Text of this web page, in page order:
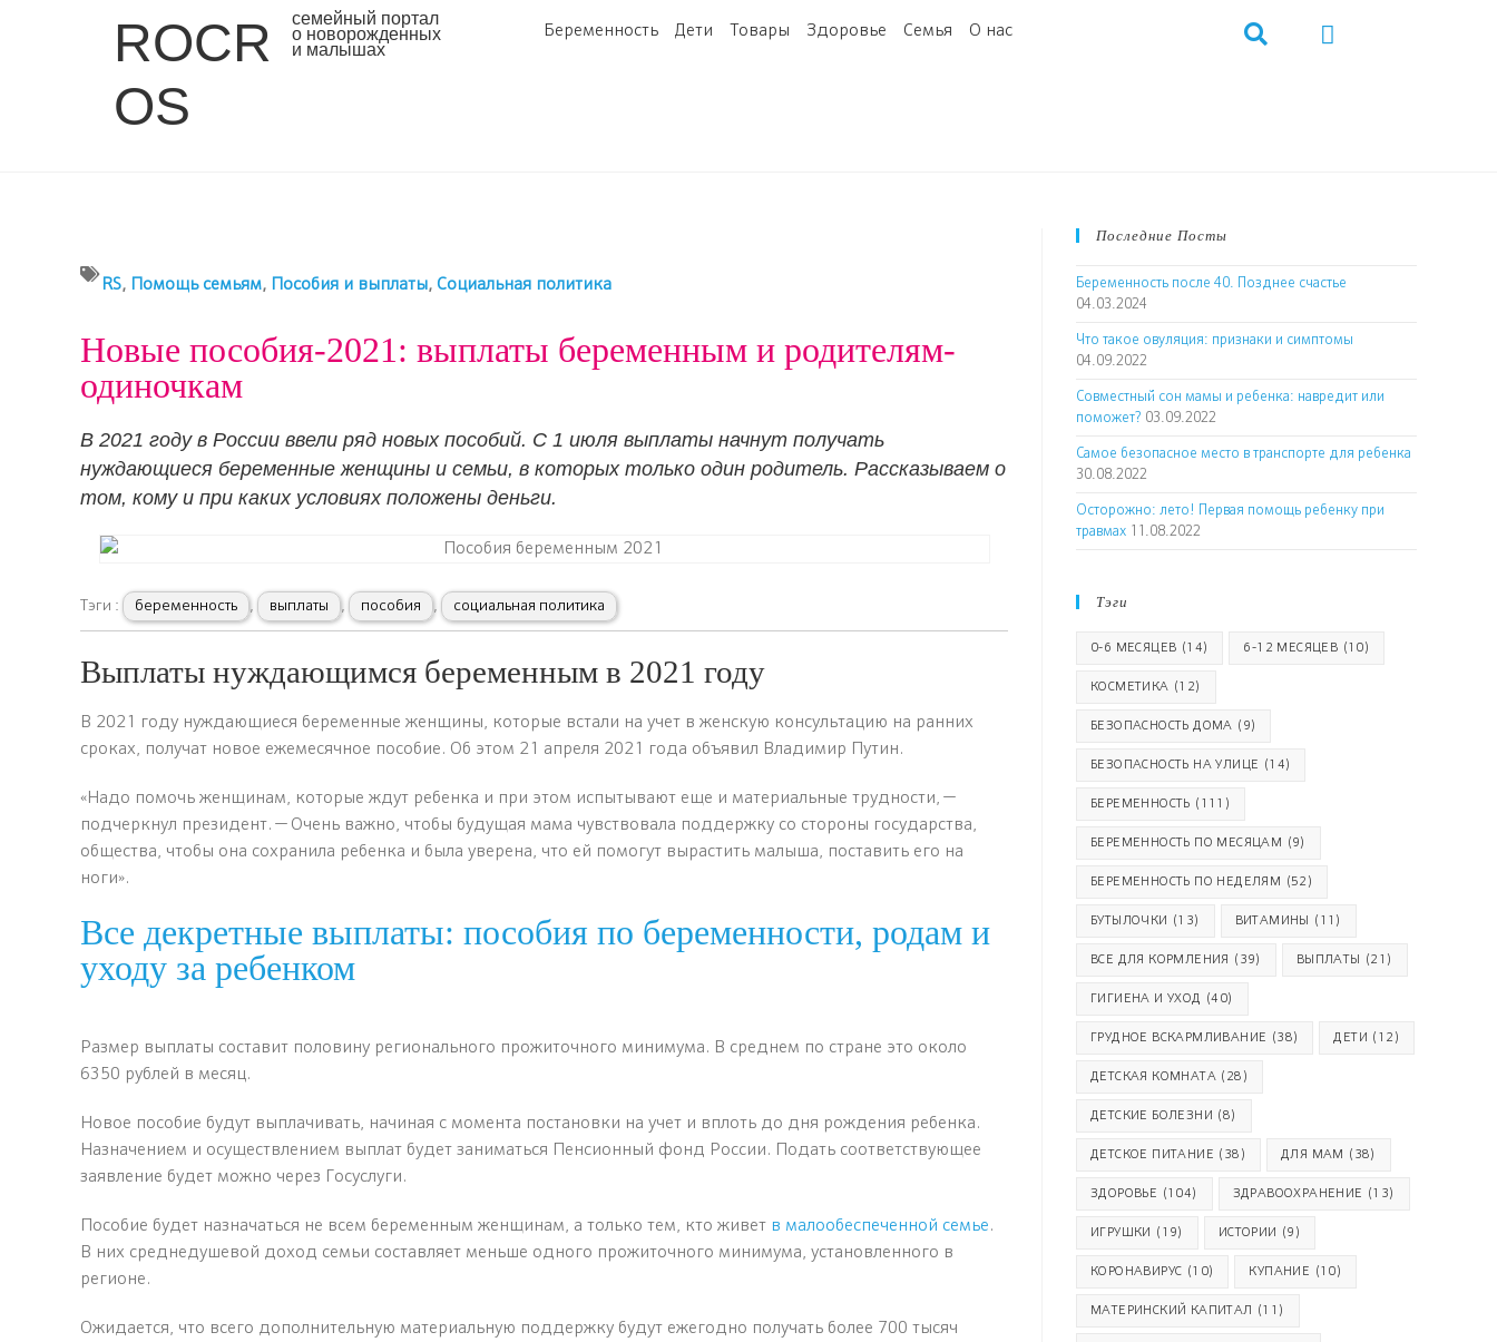
ROCR
OS
семейный портал
о новорожденных
и малышах
Беременность Дети Товары Здоровье Семья О нас
RS, Помощь семьям, Пособия и выплаты, Социальная политика
Новые пособия-2021: выплаты беременным и родителям-
одиночкам
В 2021 году в России ввели ряд новых пособий. С 1 июля выплаты начнут получать
нуждающиеся беременные женщины и семьи, в которых только один родитель. Рассказываем о
том, кому и при каких условиях положены деньги.
Тэги : беременность , выплаты , пособия , социальная политика
Выплаты нуждающимся беременным в 2021 году
В 2021 году нуждающиеся беременные женщины, которые встали на учет в женскую консультацию на ранних
сроках, получат новое ежемесячное пособие. Об этом 21 апреля 2021 года объявил Владимир Путин.
«Надо помочь женщинам, которые ждут ребенка и при этом испытывают еще и материальные трудности, —
подчеркнул президент. — Очень важно, чтобы будущая мама чувствовала поддержку со стороны государства,
общества, чтобы она сохранила ребенка и была уверена, что ей помогут вырастить малыша, поставить его на
ноги».
Все декретные выплаты: пособия по беременности, родам и
уходу за ребенком
Размер выплаты составит половину регионального прожиточного минимума. В среднем по стране это около
6350 рублей в месяц.
Новое пособие будут выплачивать, начиная с момента постановки на учет и вплоть до дня рождения ребенка.
Назначением и осуществлением выплат будет заниматься Пенсионный фонд России. Подать соответствующее
заявление будет можно через Госуслуги.
Пособие будет назначаться не всем беременным женщинам, а только тем, кто живет в малообеспеченной семье.
В них среднедушевой доход семьи составляет меньше одного прожиточного минимума, установленного в
регионе.
Ожидается, что всего дополнительную материальную поддержку будут ежегодно получать более 700 тысяч
Последние Посты
Беременность после 40. Позднее счастье
04.03.2024
Что такое овуляция: признаки и симптомы
04.09.2022
Совместный сон мамы и ребенка: навредит или
поможет? 03.09.2022
Самое безопасное место в транспорте для ребенка
30.08.2022
Осторожно: лето! Первая помощь ребенку при
травмах 11.08.2022
Тэги
0-6 МЕСЯЦЕВ (14) 6-12 МЕСЯЦЕВ (10)
КОСМЕТИКА (12)
БЕЗОПАСНОСТЬ ДОМА (9)
БЕЗОПАСНОСТЬ НА УЛИЦЕ (14)
БЕРЕМЕННОСТЬ (111)
БЕРЕМЕННОСТЬ ПО МЕСЯЦАМ (9)
БЕРЕМЕННОСТЬ ПО НЕДЕЛЯМ (52)
БУТЫЛОЧКИ (13) ВИТАМИНЫ (11)
ВСЕ ДЛЯ КОРМЛЕНИЯ (39) ВЫПЛАТЫ (21)
ГИГИЕНА И УХОД (40)
ГРУДНОЕ ВСКАРМЛИВАНИЕ (38) ДЕТИ (12)
ДЕТСКАЯ КОМНАТА (28)
ДЕТСКИЕ БОЛЕЗНИ (8)
ДЕТСКОЕ ПИТАНИЕ (38) ДЛЯ МАМ (38)
ЗДОРОВЬЕ (104) ЗДРАВООХРАНЕНИЕ (13)
ИГРУШКИ (19) ИСТОРИИ (9)
КОРОНАВИРУС (10) КУПАНИЕ (10)
МАТЕРИНСКИЙ КАПИТАЛ (11)